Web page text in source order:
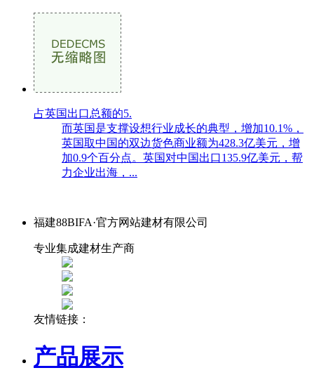
占英国出口总额的5.
而英国是支撑设想行业成长的典型，增加10.1%，
英国取中国的双边货色商业额为428.3亿美元，增
加0.9个百分点。英国对中国出口135.9亿美元，帮
力企业出海，...
福建88BIFA·官方网站建材有限公司
专业集成建材生产商
友情链接：
产品展示